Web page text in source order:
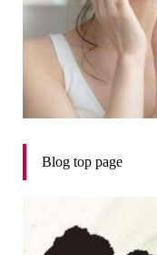
Blog top page